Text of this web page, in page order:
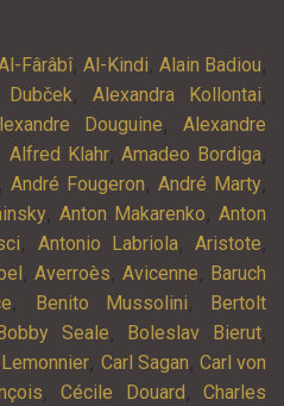
Fârâbî, Al-Kindi, Alain Badiou,
Dubček, Alexandra Kollontai,
Douguine, Alexandre
,Alfred Klahr,Amadeo Bordiga,
, André Fougeron, André Marty,
, Anton Makarenko, Anton
, Antonio Labriola,Aristote,
, Averroès, Avicenne, Baruch
, Benito Mussolini,
Bertolt
Bobby Seale, Boleslav Bierut,
, Carl Sagan, Carl von
,Cécile Douard ,Charles